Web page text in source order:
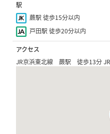
駅
蕨駅 徒歩15分以内
戸田駅 徒歩20分以内
アクセス
JR京浜東北線 蕨駅 徒歩13分